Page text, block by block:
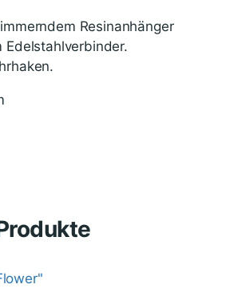
Resinanhänger
Edelstahlverbinder.